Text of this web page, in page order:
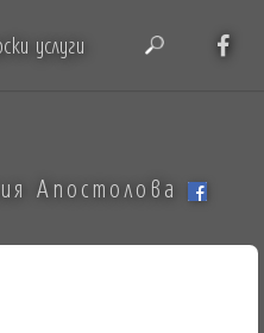
услуги
Апостолова